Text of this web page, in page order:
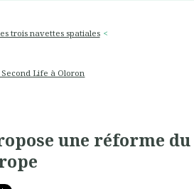
trois navettes spatiales
Second Life à Oloron
une réforme du